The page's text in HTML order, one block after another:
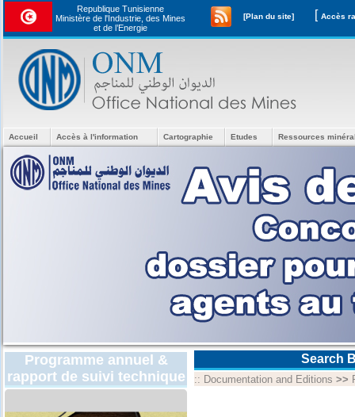
Republique Tunisienne
Ministère de l'Industrie, des Mines
et de l’Energie
[Plan du site] [
Accueil Accès à l'information Cartographie Etudes Ressources
Programme annuel &
rapport de suivi technique
Search
:: Documentation and Editions >>